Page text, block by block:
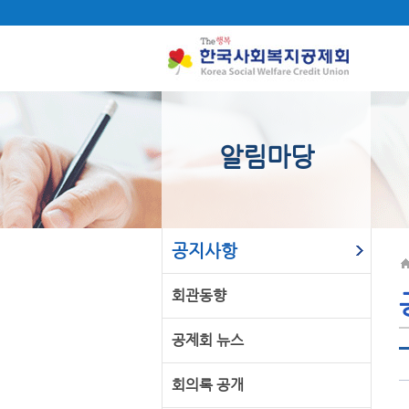
알림마당
공지사항
회관동향
공제회 뉴스
회의록 공개